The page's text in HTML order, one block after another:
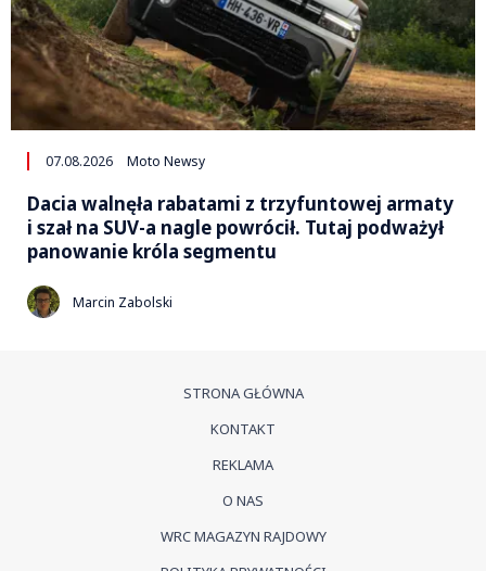
07.08.2026 Moto Newsy
Dacia walnęła rabatami z trzyfuntowej armaty
i szał na SUV-a nagle powrócił. Tutaj podważył
panowanie króla segmentu
Marcin Zabolski
STRONA GŁÓWNA
KONTAKT
REKLAMA
O NAS
WRC MAGAZYN RAJDOWY